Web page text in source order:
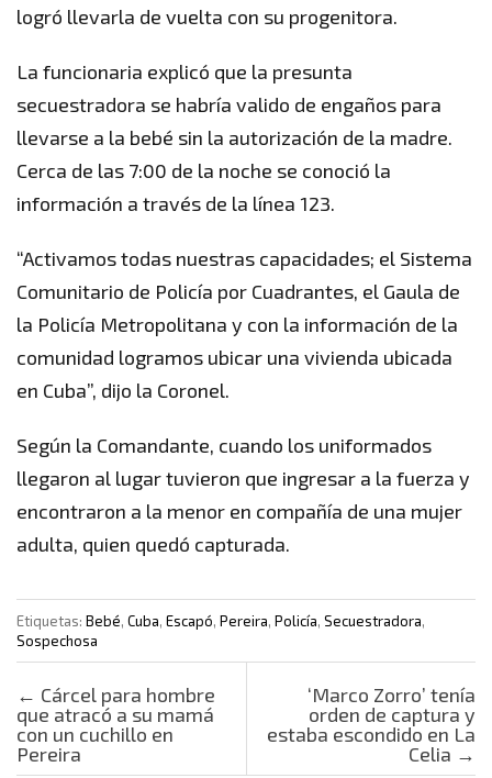
logró llevarla de vuelta con su progenitora.
La funcionaria explicó que la presunta
secuestradora se habría valido de engaños para
llevarse a la bebé sin la autorización de la madre.
Cerca de las 7:00 de la noche se conoció la
información a través de la línea 123.
“Activamos todas nuestras capacidades; el Sistema
Comunitario de Policía por Cuadrantes, el Gaula de
la Policía Metropolitana y con la información de la
comunidad logramos ubicar una vivienda ubicada
en Cuba”, dijo la Coronel.
Según la Comandante, cuando los uniformados
llegaron al lugar tuvieron que ingresar a la fuerza y
encontraron a la menor en compañía de una mujer
adulta, quien quedó capturada.
Etiquetas: Bebé, Cuba, Escapó, Pereira, Policía, Secuestradora,
Sospechosa
Post navigation
← Cárcel para hombre
que atracó a su mamá
con un cuchillo en
Pereira
‘Marco Zorro’ tenía
orden de captura y
estaba escondido en La
Celia →